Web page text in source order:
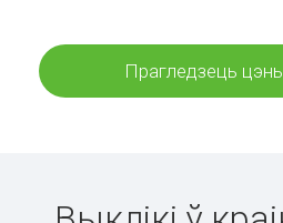
Прагледзець цэны